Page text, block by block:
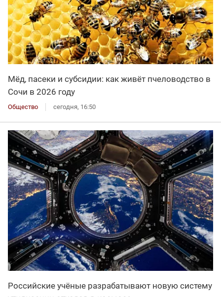
Мёд, пасеки и субсидии: как живёт пчеловодство в
Сочи в 2026 году
Общество сегодня, 16:50
Российские учёные разрабатывают новую систему